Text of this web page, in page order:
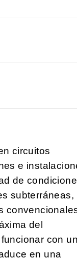
circuitos
e
de
subterráneas,
del
con
en una